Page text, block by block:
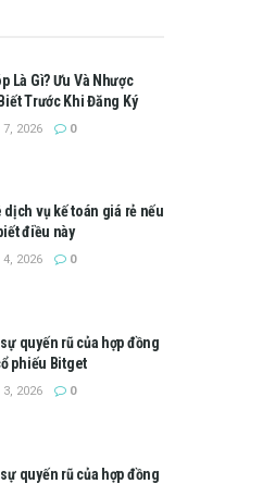
Là Gì? Ưu Và Nhược
Trước Khi Đăng Ký
2026 0
vụ kế toán giá rẻ nếu
điều này
2026 0
quyến rũ của hợp đồng
phiếu Bitget
2026 0
quyến rũ của hợp đồng